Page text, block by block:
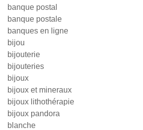
banque postal
banque postale
banques en ligne
bijou
bijouterie
bijouteries
bijoux
bijoux et mineraux
bijoux lithothérapie
bijoux pandora
blanche